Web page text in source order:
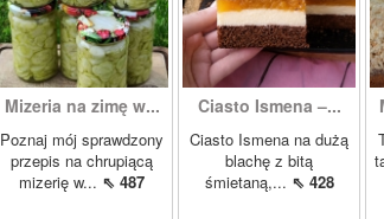
Mizeria na zimę w...
Poznaj mój sprawdzony
przepis na chrupiącą
mizerię w... ⇖ 487
Ciasto Ismena –...
Ciasto Ismena na dużą
blachę z bitą
śmietaną,... ⇖ 428